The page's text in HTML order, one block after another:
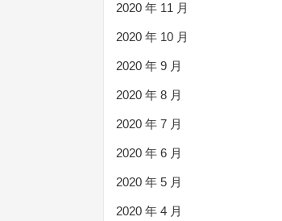
2020 年 11 月
2020 年 10 月
2020 年 9 月
2020 年 8 月
2020 年 7 月
2020 年 6 月
2020 年 5 月
2020 年 4 月